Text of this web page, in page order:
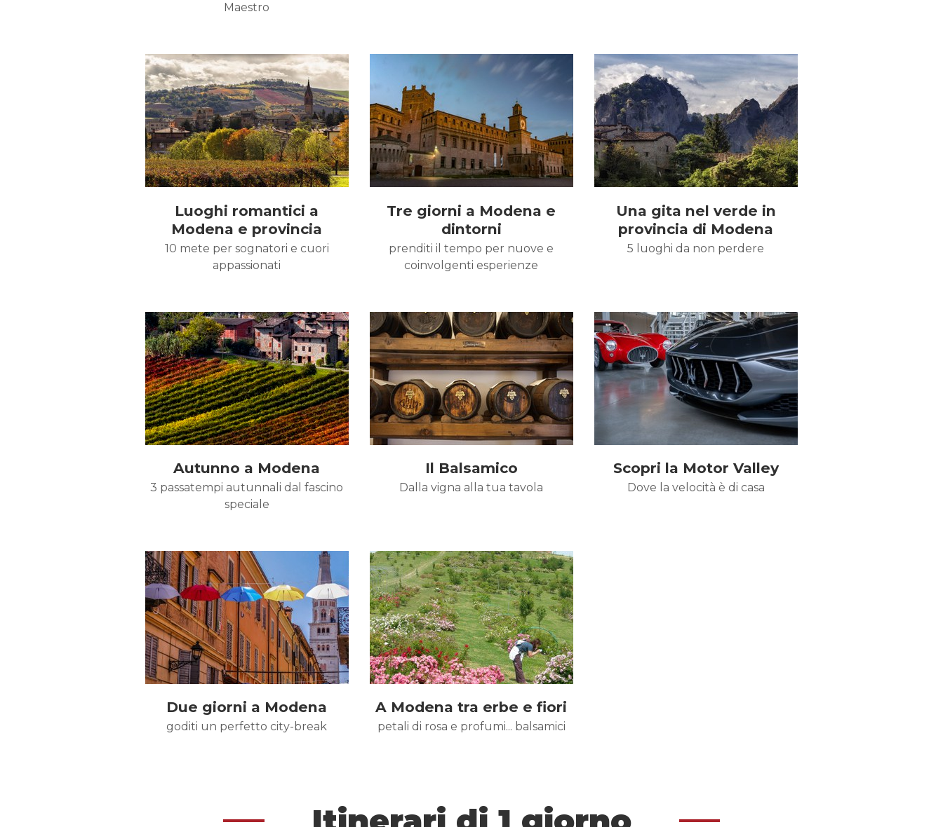
Maestro
Luoghi romantici a
Modena e provincia
10 mete per sognatori e cuori
appassionati
Tre giorni a Modena e
dintorni
prenditi il tempo per nuove e
coinvolgenti esperienze
Una gita nel verde in
provincia di Modena
5 luoghi da non perdere
Autunno a Modena
3 passatempi autunnali dal fascino
speciale
Il Balsamico
Dalla vigna alla tua tavola
Scopri la Motor Valley
Dove la velocità è di casa
Due giorni a Modena
goditi un perfetto city-break
A Modena tra erbe e fiori
petali di rosa e profumi... balsamici